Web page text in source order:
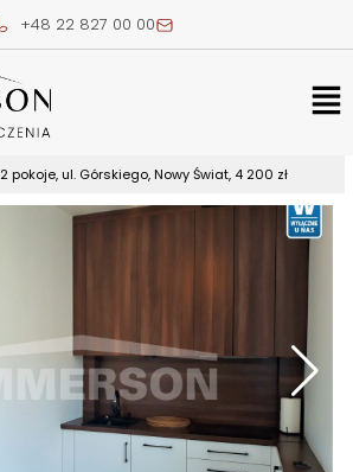
+48 22 827 00 00
2 pokoje, ul. Górskiego, Nowy Świat, 4 200 zł